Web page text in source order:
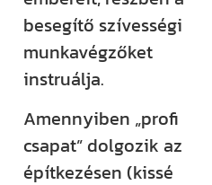
besegítő szívességi
munkavégzőket
instruálja.
Amennyiben „profi
csapat” dolgozik az
építkezésen (kissé